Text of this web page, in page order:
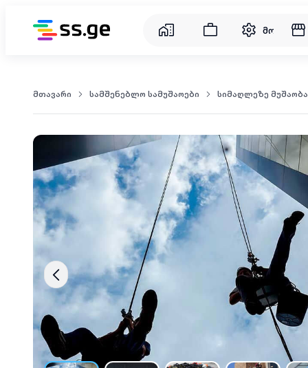
მთავარი სამშენებლო სამუშაოები სიმაღლეზე მუშაობა